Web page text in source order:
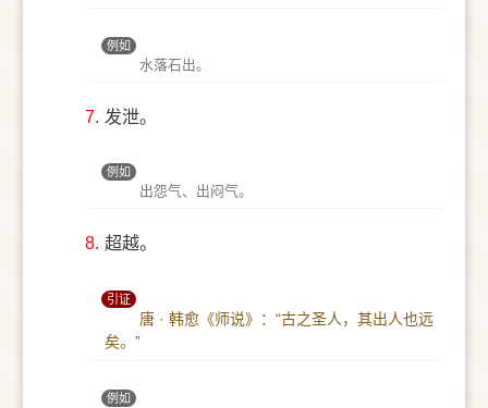
例如
水落石出。
7. 发泄。
例如
出怨气、出闷气。
8. 超越。
引证
唐 · 韩愈《师说》：“古之圣人，其出人也远
矣。”
例如